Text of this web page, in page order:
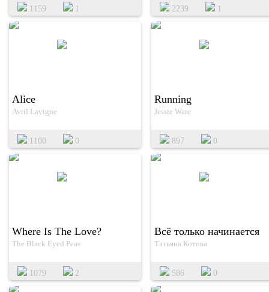
1159 1 2239 1
Alice
Avril Lavigne
1100 0
Running
Jessie Ware
897 0
Where Is The Love?
The Black Eyed Peas
1079 2
Всё только начинается
Татьяна Котова
586 0